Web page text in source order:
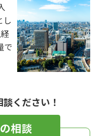
し
で
ください！
相談